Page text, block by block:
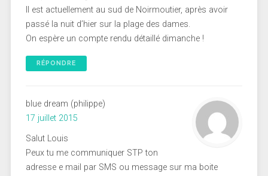
Il est actuellement au sud de Noirmoutier, après avoir
passé la nuit d’hier sur la plage des dames.
On espère un compte rendu détaillé dimanche !
RÉPONDRE
blue dream (philippe)
17 juillet 2015
Salut Louis
Peux tu me communiquer STP ton
adresse e mail par SMS ou message sur ma boite